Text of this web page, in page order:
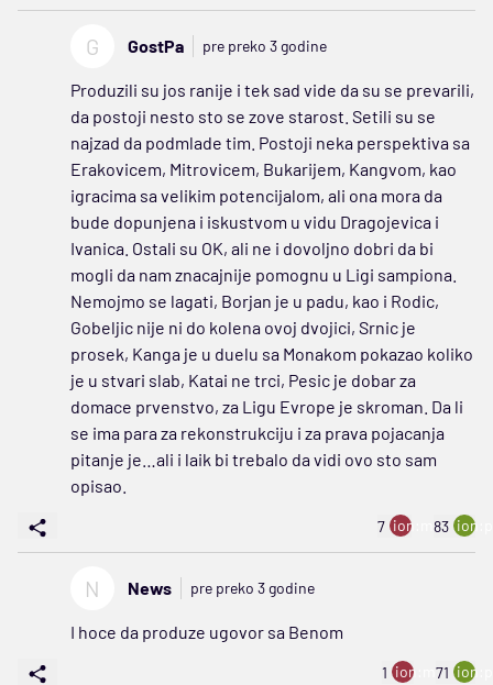
G GostPa pre preko 3 godine
Produzili su jos ranije i tek sad vide da su se prevarili,
da postoji nesto sto se zove starost. Setili su se
najzad da podmlade tim. Postoji neka perspektiva sa
Erakovicem, Mitrovicem, Bukarijem, Kangvom, kao
igracima sa velikim potencijalom, ali ona mora da
bude dopunjena i iskustvom u vidu Dragojevica i
Ivanica. Ostali su OK, ali ne i dovoljno dobri da bi
mogli da nam znacajnije pomognu u Ligi sampiona.
Nemojmo se lagati, Borjan je u padu, kao i Rodic,
Gobeljic nije ni do kolena ovoj dvojici, Srnic je
prosek, Kanga je u duelu sa Monakom pokazao koliko
je u stvari slab, Katai ne trci, Pesic je dobar za
domace prvenstvo, za Ligu Evrope je skroman. Da li
se ima para za rekonstrukciju i za prava pojacanja
pitanje je…ali i laik bi trebalo da vidi ovo sto sam
opisao.
7 ion:minus
83
N News pre preko 3 godine
I hoce da produze ugovor sa Benom
1 ion:minus
71